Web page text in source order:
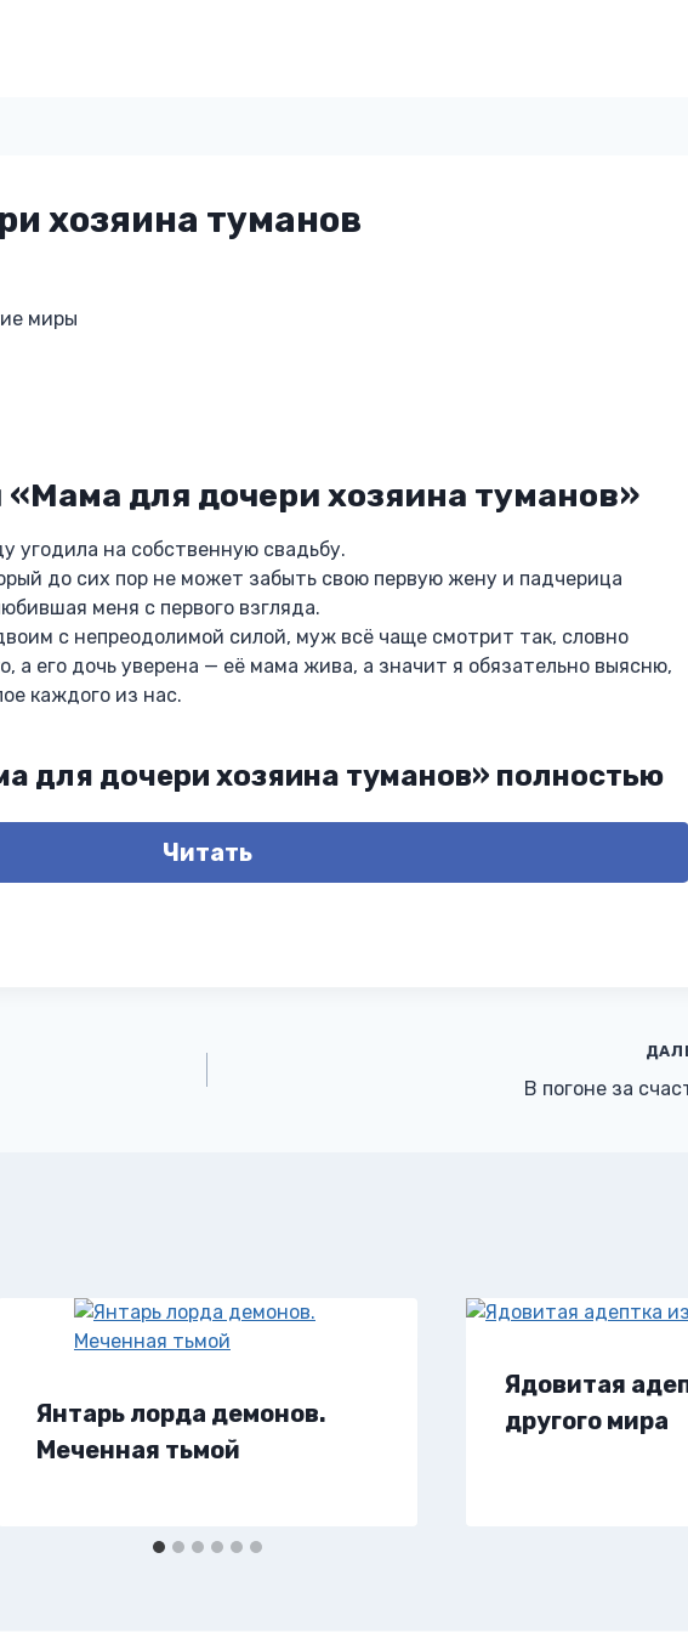
хозяина туманов
миры
для дочери хозяина туманов»
угодила на собственную свадьбу.
до сих пор не может забыть свою первую жену и падчерица
меня с первого взгляда.
с непреодолимой силой, муж всё чаще смотрит так, словно
а его дочь уверена — её мама жива, а значит я обязательно выясню,
каждого из нас.
для дочери хозяина туманов» полностью
Читать
В погоне за
Янтарь лорда демонов.
Меченная тьмой
Ядовитая
другого мира